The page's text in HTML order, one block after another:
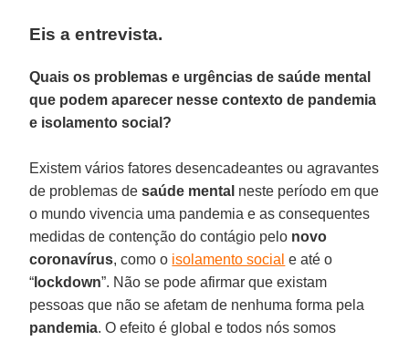
Eis a entrevista.
Quais os problemas e urgências de saúde mental
que podem aparecer nesse contexto de pandemia
e isolamento social?
Existem vários fatores desencadeantes ou agravantes
de problemas desaúde mental neste período em que
o mundo vivencia uma pandemia e as consequentes
medidas de contenção do contágio pelo novo
coronavírus, como o isolamento social e até o
“ lockdown”. Não se pode afirmar que existam
pessoas que não se afetam de nenhuma forma pela
pandemia. O efeito é global e todos nós somos